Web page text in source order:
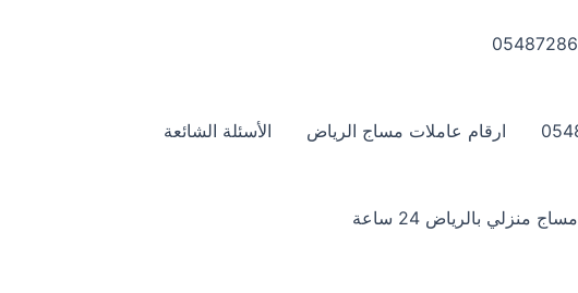
ارقام عاملات مساج الرياض الأسئلة الشائعة
مساج منزلي بالرياض 24 ساعة